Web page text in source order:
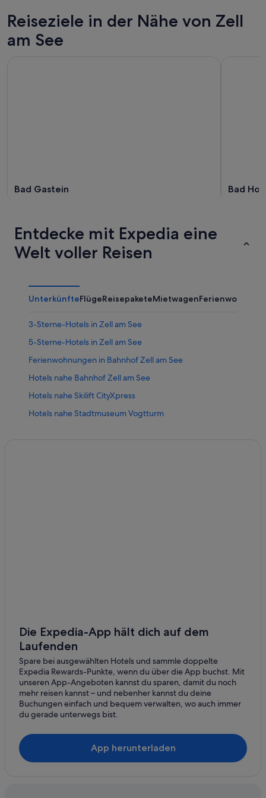
Reiseziele in der Nähe von Zell
am See
Bad Gastein Bad
Entdecke mit Expedia eine
Welt voller Reisen
UnterkünfteFlügeReisepaketeMietwagen
3-Sterne-Hotels in Zell am See
5-Sterne-Hotels in Zell am See
Ferienwohnungen in Bahnhof Zell am See
Hotels nahe Bahnhof Zell am See
Hotels nahe Skilift CityXpress
Hotels nahe Stadtmuseum Vogtturm
Gasthäuser in Zell am See
Gasthäuser in Zell am See
Hostels in Zell am See
Hostels in Zell am See
All-Inclusive- in Zell am See
Best Western Hotels in Zell am See
Boutique- in Zell am See
Business in Zell am See
Die Expedia-App hält dich auf dem
Laufenden
Spare bei ausgewählten Hotels und sammle doppelte
Expedia Rewards-Punkte, wenn du über die App buchst. Mit
unseren App-Angeboten kannst du sparen, damit du noch
mehr reisen kannst – und nebenher kannst du deine
Buchungen einfach und bequem verwalten, wo auch immer
du gerade unterwegs bist.
App herunterladen